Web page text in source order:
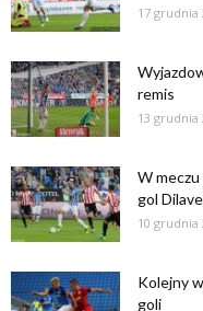
17 grudnia
remis
13 grudnia
W
gol
10 grudnia
Kolejny
goli